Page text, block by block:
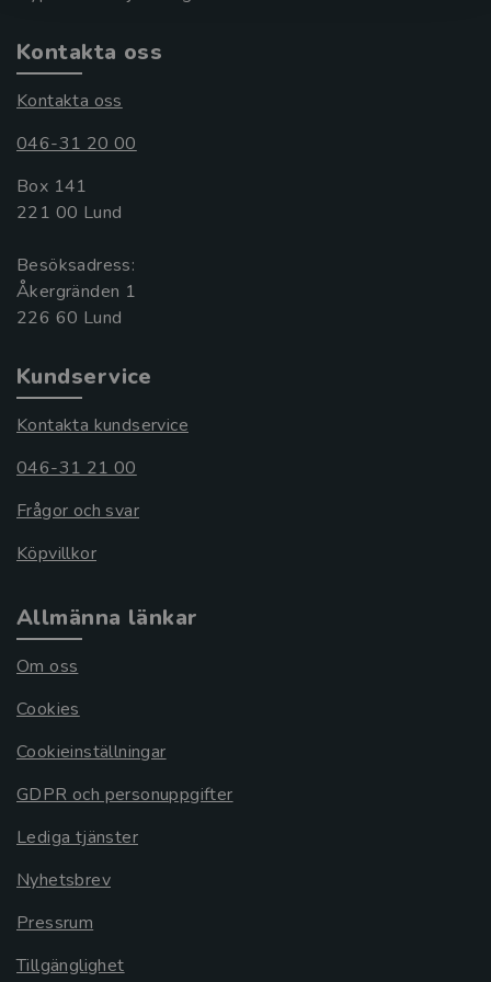
Kontakta oss
Kontakta oss
046-31 20 00
Box 141
221 00 Lund
Besöksadress:
Åkergränden 1
Kundservice
Kontakta kundservice
046-31 21 00
Frågor och svar
Köpvillkor
Allmänna länkar
Om oss
Cookies
Cookieinställningar
GDPR och personuppgifter
Lediga tjänster
Nyhetsbrev
Pressrum
Tillgänglighet